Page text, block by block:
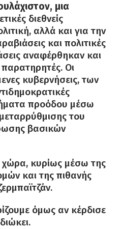
μια
διεθνείς
αλλά και για την
και πολιτικές
αναφέρθηκαν και
παρατηρητές. Οι
κυβερνήσεις, των
προόδου μέσω
του
βασικών
χώρα, κυρίως μέσω της
και της πιθανής
όμως αν κέρδισε